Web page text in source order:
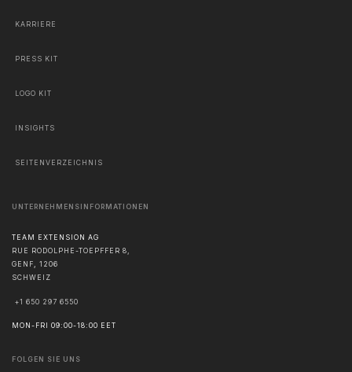
KARRIERE
PRESS KIT
LOGO KIT
INSIGHTS
SEITENVERZEICHNIS
UNTERNEHMENSINFORMATIONEN
TEAM EXTENSION AG
RUE RODOLPHE-TOEPFFER 8,
GENF, 1206
SCHWEIZ
+1 650 297 6550
MON-FRI 09:00-18:00 EET
FOLGEN SIE UNS